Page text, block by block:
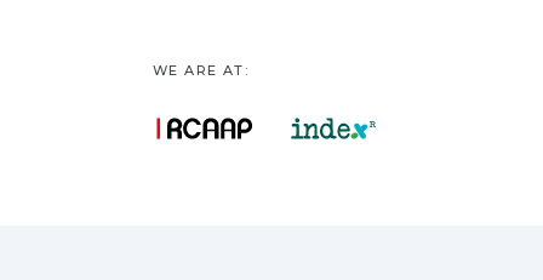
WE ARE AT: